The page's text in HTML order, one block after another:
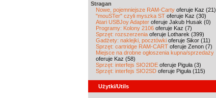
Stragan
Nowe, pojemniejsze RAM-Carty oferuje Kaz (21)
"mouSTer" czyli myszka ST oferuje Kaz (30)
Atari USBJoy Adapter oferuje Jakub Husak (0)
Programy: Kolony 2106 oferuje Kaz (7)
Sprzęt: rozszerzenia oferuje Lotharek (399)
Gadżety: naklejki, pocztówki oferuje Sikor (11)
Sprzęt: cartridge RAM-CART oferuje Zenon (7)
Miejsce na drobne ogłoszenia kupna/sprzedaży
oferuje Kaz (58)
Sprzęt: interfejs SIO2IDE oferuje Piguła (3)
Sprzęt: interfejs SIO2SD oferuje Piguła (115)
Użytki/Utils